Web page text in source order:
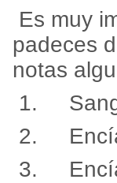
Es muy
padeces
notas
1.
2.
3.